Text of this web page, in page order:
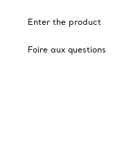
Enter the product
Foire aux questions